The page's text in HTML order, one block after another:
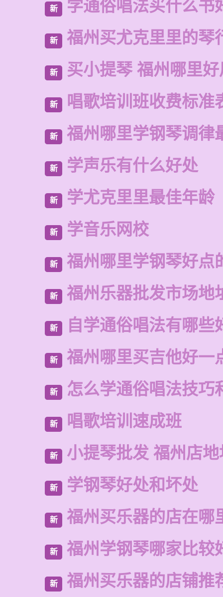
新 学通俗唱法买什么书
新 福州买尤克里里的琴
新 买小提琴 福州哪里
新 唱歌培训班收费标准
新 福州哪里学钢琴调律
新 学声乐有什么好处
新 学尤克里里最佳年龄
新 学音乐网校
新 福州哪里学钢琴好点
新 福州乐器批发市场地
新 自学通俗唱法有哪些
新 福州哪里买吉他好一
新 怎么学通俗唱法技巧
新 唱歌培训速成班
新 小提琴批发 福州店
新 学钢琴好处和坏处
新 福州买乐器的店在哪
新 福州学钢琴哪家比较
新 福州买乐器的店铺推